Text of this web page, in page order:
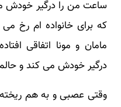
ساعت من را درگیر خودش
که برای خانواده ام رخ می
مامان و مونا اتفاقی
درگیر خودش می کند و
وقتی عصبی و به هم